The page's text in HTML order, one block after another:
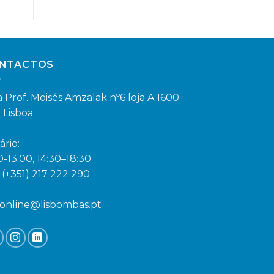
Prof. Moisés Amzalak nº6 loja A 1600-
Lisboa
13:00, 14:30–18:30
(+351) 217 222 290